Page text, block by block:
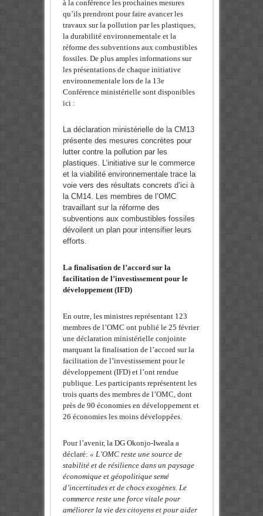
à la conférence les prochaines mesures
qu’ils prendront pour faire avancer les
travaux sur la pollution par les plastiques,
la durabilité environnementale et la
réforme des subventions aux combustibles
fossiles. De plus amples informations sur
les présentations de chaque initiative
environnementale lors de la 13e
Conférence ministérielle sont disponibles
ici :
La déclaration ministérielle de la CM13
présente des mesures concrètes pour
lutter contre la pollution par les
plastiques. L’initiative sur le commerce
et la viabilité environnementale trace la
voie vers des résultats concrets d’ici à
la CM14. Les membres de l’OMC
travaillant sur la réforme des
subventions aux combustibles fossiles
dévoilent un plan pour intensifier leurs
efforts.
La finalisation de l’accord sur la
facilitation de l’investissement pour le
développement (IFD)
En outre, les ministres représentant 123
membres de l’OMC ont publié le 25 février
une déclaration ministérielle conjointe
marquant la finalisation de l’accord sur la
facilitation de l’investissement pour le
développement (IFD) et l’ont rendue
publique. Les participants représentent les
trois quarts des membres de l’OMC, dont
près de 90 économies en développement et
26 économies les moins développées.
Pour l’avenir, la DG Okonjo-Iweala a
déclaré: « L’OMC reste une source de
stabilité et de résilience dans un paysage
économique et géopolitique semé
d’incertitudes et de chocs exogènes. Le
commerce reste une force vitale pour
améliorer la vie des citoyens et pour aider